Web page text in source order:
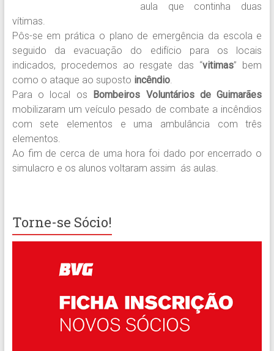
aula que continha duas
vítimas.
Pôs-se em prática o plano de emergência da escola e
seguido da evacuação do edifício para os locais
indicados, procedemos ao resgate das “vitimas” bem
como o ataque ao suposto incêndio.
Para o local os Bombeiros Voluntários de Guimarães
mobilizaram um veículo pesado de combate a incêndios
com sete elementos e uma ambulância com três
elementos.
Ao fim de cerca de uma hora foi dado por encerrado o
simulacro e os alunos voltaram assim ás aulas.
Torne-se Sócio!